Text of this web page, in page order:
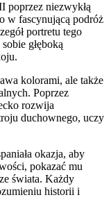
poprzez niezwykłą
w fascynującą podróż
portretu tego
głęboką
kolorami, ale także
Poprzez
rozwija
duchownego, uczy
okazja, aby
pokazać mu
świata. Każdy
historii i